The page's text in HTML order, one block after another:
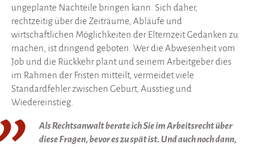
ungeplante Nachteile bringen kann. Sich daher,
rechtzeitig über die Zeiträume, Abläufe und
wirtschaftlichen Möglichkeiten der Elternzeit Gedanken zu
machen, ist dringend geboten. Wer die Abwesenheit vom
Job und die Rückkehr plant und seinem Arbeitgeber dies
im Rahmen der Fristen mitteilt, vermeidet viele
Standardfehler zwischen Geburt, Ausstieg und
Wiedereinstieg.
Als Rechtsanwalt berate ich Sie im Arbeitsrecht über
diese Fragen, bevor es zu spät ist. Und auch noch dann,